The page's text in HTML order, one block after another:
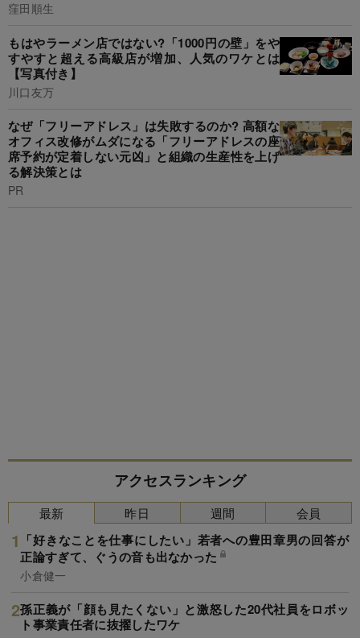
窪田順生
もはやラーメン店ではない?「1000円の壁」をや
すやすと超える高級店が増加、人気のワケとは
【写真付き】
川口友万
なぜ「フリーアドレス」は失敗するのか? 高額な
オフィス改修がムダになる「フリーアドレスの座
席予約が定着しない元凶」と組織の生産性を上げ
る解決策とは
PR
アクセスランキング
最新
「好きなことを仕事にしたい」若者への豊田章男の回答が
正論すぎて、ぐうの音も出なかった
小倉健一
孫正義が「顔も見たくない」と激怒した20代社員をロボッ
ト事業責任者に抜擢したワケ
昨日 週間 会員